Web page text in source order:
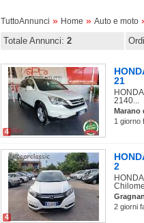
TuttoAnnunci » Home » Auto e moto
Totale Annunci: 2
4
21
2140...
Marano
1 giorno
4
2
2 giorni